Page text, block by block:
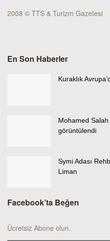
2008 © TTS & Turizm Gazetesi
En Son Haberler
Kuraklık
Mohamed
görüntülendi
Symi Adası
Liman
Facebook’ta Beğen
Ücretsiz Abone olun.